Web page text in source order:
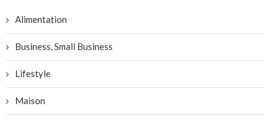
Alimentation
Business, Small Business
Lifestyle
Maison